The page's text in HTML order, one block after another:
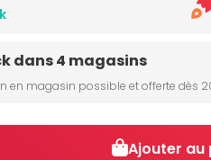
dans 4 magasins
en magasin possible et offerte dès
Ajouter au